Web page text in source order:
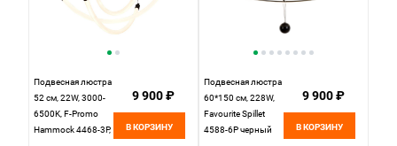
Подвесная люстра
52 см, 22W, 3000-
6500K, F-Promo
Hammock 4468-3P,
9 900 ₽
В КОРЗИНУ
Подвесная люстра
60*150 см, 228W,
Favourite Spillet
4588-6P черный
9 900 ₽
В КОРЗИНУ